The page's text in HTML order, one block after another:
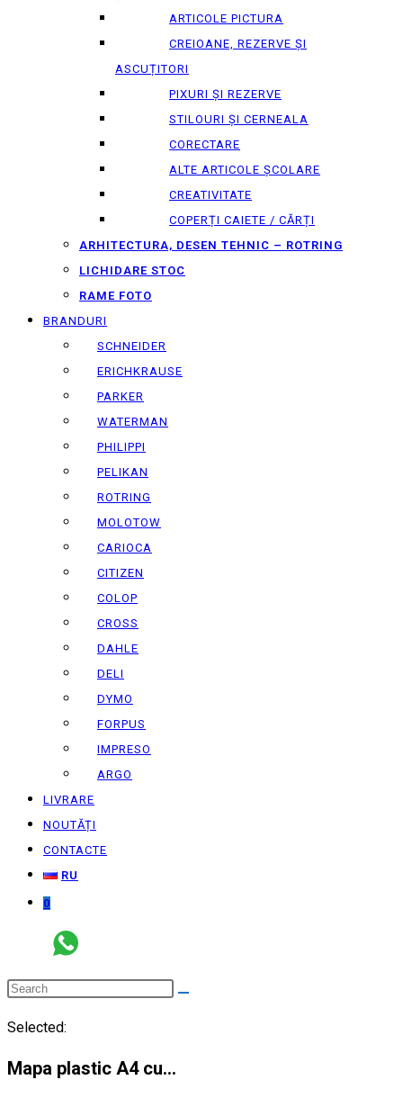
ARTICOLE PICTURA
CREIOANE, REZERVE ȘI
ASCUȚITORI
PIXURI ȘI REZERVE
STILOURI ȘI CERNEALA
CORECTARE
ALTE ARTICOLE ȘCOLARE
CREATIVITATE
COPERȚI CAIETE / CĂRȚI
ARHITECTURA, DESEN TEHNIC – ROTRING
LICHIDARE STOC
RAME FOTO
BRANDURI
SCHNEIDER
ERICHKRAUSE
PARKER
WATERMAN
PHILIPPI
PELIKAN
ROTRING
MOLOTOW
CARIOCA
CITIZEN
COLOP
CROSS
DAHLE
DELI
DYMO
FORPUS
IMPRESO
ARGO
LIVRARE
NOUTĂȚI
CONTACTE
RU
0
Selected:
Mapa plastic A4 cu…